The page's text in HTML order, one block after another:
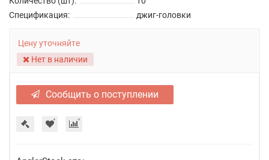
Спецификация:
джиг-головки
Цену уточняйте
Нет в наличии
Сообщить о поступлении